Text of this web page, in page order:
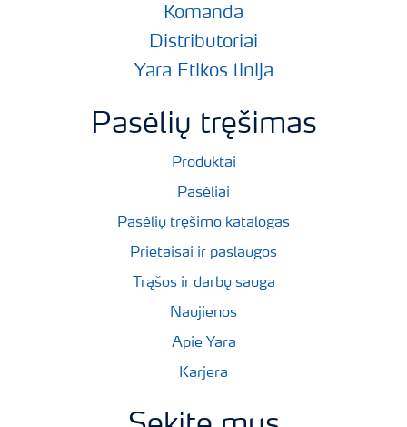
Komanda
Distributoriai
Yara Etikos linija
Pasėlių tręšimas
Produktai
Pasėliai
Pasėlių tręšimo katalogas
Prietaisai ir paslaugos
Trąšos ir darbų sauga
Naujienos
Apie Yara
Karjera